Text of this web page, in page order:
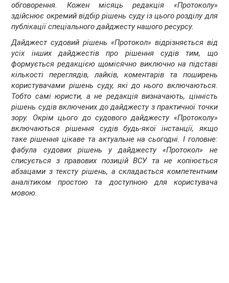
обговорення. Кожен місяць редакція «Протоколу»
здійснює окремий відбір рішень суду із цього розділу для
публікації спеціального дайджесту нашого ресурсу.
Дайджест судовий рішень «Протокол» відрізняється від
усіх інших дайджестів про рішення судів тим, що
формується редакцією щомісячно виключно на підставі
кількості переглядів, лайків, коментарів та поширень
користувачами рішень суду, які до нього включаються.
Тобто самі юристи, а не редакція визначають, цінність
рішень судів включених до дайджесту з практичної точки
зору. Окрім цього до судового дайджесту «Протоколу»
включаються рішення судів будь-якої інстанції, якщо
таке рішення цікаве та актуальне на сьогодні. І головне:
фабула судових рішень у дайджесту «Протокол» не
списується з правових позицій ВСУ та не копіюється
абзацами з тексту рішень, а складається компетентним
аналітиком простою та доступною для користувача
мовою.